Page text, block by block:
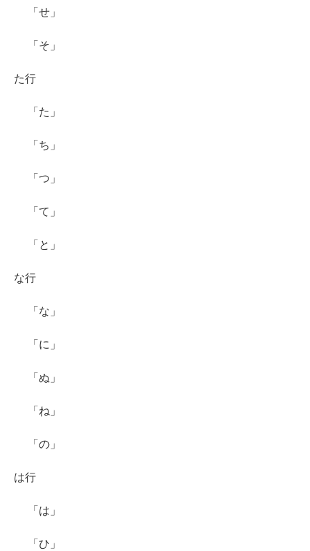
「せ」
「そ」
た行
「た」
「ち」
「つ」
「て」
「と」
な行
「な」
「に」
「ぬ」
「ね」
「の」
は行
「は」
「ひ」